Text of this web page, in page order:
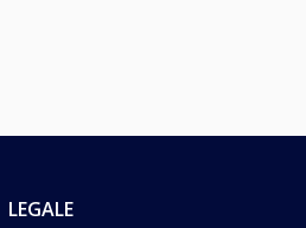
LEGALE